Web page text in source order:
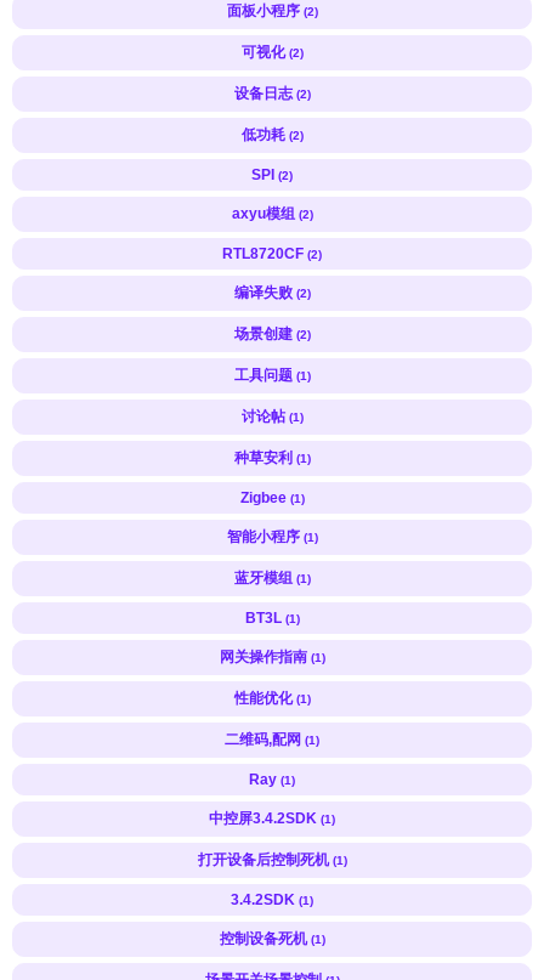
面板小程序 (2)
可视化 (2)
设备日志 (2)
低功耗 (2)
SPI (2)
axyu模组 (2)
RTL8720CF (2)
编译失败 (2)
场景创建 (2)
工具问题 (1)
讨论帖 (1)
种草安利 (1)
Zigbee (1)
智能小程序 (1)
蓝牙模组 (1)
BT3L (1)
网关操作指南 (1)
性能优化 (1)
二维码,配网 (1)
Ray (1)
中控屏3.4.2SDK (1)
打开设备后控制死机 (1)
3.4.2SDK (1)
控制设备死机 (1)